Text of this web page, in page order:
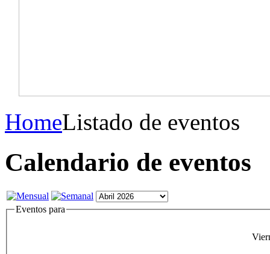
HomeListado de eventos
Calendario de eventos
Eventos para